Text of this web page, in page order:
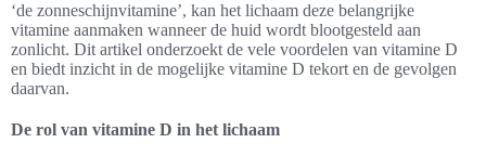
‘de zonneschijnvitamine’, kan het lichaam deze belangrijke
vitamine aanmaken wanneer de huid wordt blootgesteld aan
zonlicht. Dit artikel onderzoekt de vele voordelen van vitamine D
en biedt inzicht in de mogelijke vitamine D tekort en de gevolgen
daarvan.
De rol van vitamine D in het lichaam